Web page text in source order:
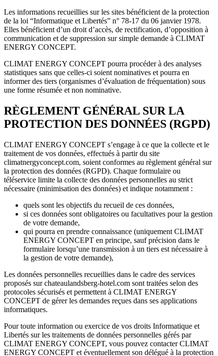
Les informations recueillies sur les sites bénéficient de la protection
de la loi “Informatique et Libertés” n° 78-17 du 06 janvier 1978.
Elles bénéficient d’un droit d’accès, de rectification, d’opposition à
communication et de suppression sur simple demande à CLIMAT
ENERGY CONCEPT.
CLIMAT ENERGY CONCEPT pourra procéder à des analyses
statistiques sans que celles-ci soient nominatives et pourra en
informer des tiers (organismes d’évaluation de fréquentation) sous
une forme résumée et non nominative.
RÈGLEMENT GÉNÉRAL SUR LA
PROTECTION DES DONNÉES (RGPD)
CLIMAT ENERGY CONCEPT s’engage à ce que la collecte et le
traitement de vos données, effectués à partir du site
climatnergyconcept.com, soient conformes au règlement général sur
la protection des données (RGPD). Chaque formulaire ou
téléservice limite la collecte des données personnelles au strict
nécessaire (minimisation des données) et indique notamment :
quels sont les objectifs du recueil de ces données,
si ces données sont obligatoires ou facultatives pour la gestion
de votre demande,
qui pourra en prendre connaissance (uniquement CLIMAT
ENERGY CONCEPT en principe, sauf précision dans le
formulaire lorsqu’une transmission à un tiers est nécessaire à
la gestion de votre demande),
Les données personnelles recueillies dans le cadre des services
proposés sur chateaulandsberg-hotel.com sont traitées selon des
protocoles sécurisés et permettent à CLIMAT ENERGY
CONCEPT de gérer les demandes reçues dans ses applications
informatiques.
Pour toute information ou exercice de vos droits Informatique et
Libertés sur les traitements de données personnelles gérés par
CLIMAT ENERGY CONCEPT, vous pouvez contacter CLIMAT
ENERGY CONCEPT et éventuellement son délégué à la protection